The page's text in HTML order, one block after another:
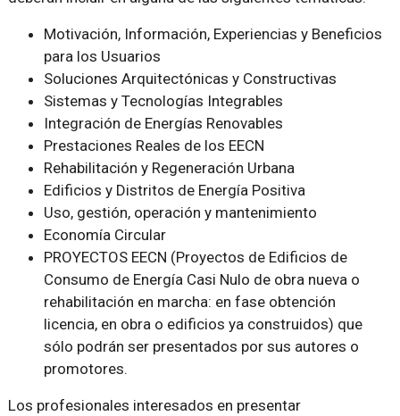
Motivación, Información, Experiencias y Beneficios
para los Usuarios
Soluciones Arquitectónicas y Constructivas
Sistemas y Tecnologías Integrables
Integración de Energías Renovables
Prestaciones Reales de los EECN
Rehabilitación y Regeneración Urbana
Edificios y Distritos de Energía Positiva
Uso, gestión, operación y mantenimiento
Economía Circular
PROYECTOS EECN (Proyectos de Edificios de
Consumo de Energía Casi Nulo de obra nueva o
rehabilitación en marcha: en fase obtención
licencia, en obra o edificios ya construidos) que
sólo podrán ser presentados por sus autores o
promotores.
Los profesionales interesados en presentar